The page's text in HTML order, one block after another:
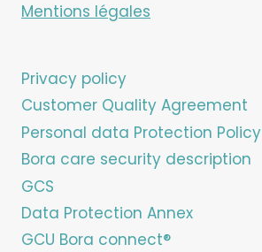
Mentions légales
Privacy policy
Customer Quality Agreement
Personal data Protection Policy
Bora care security description
GCS
Data Protection Annex
GCU Bora connect®